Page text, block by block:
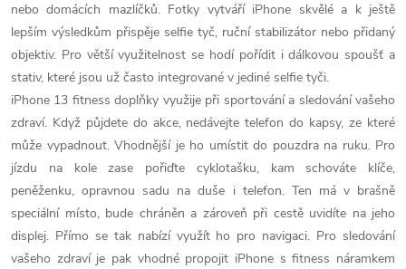
nebo domácích mazlíčků. Fotky vytváří iPhone skvělé a k ještě
lepším výsledkům přispěje selfie tyč, ruční stabilizátor nebo přidaný
objektiv. Pro větší využitelnost se hodí pořídit i dálkovou spoušť a
stativ, které jsou už často integrované v jediné selfie tyči.
iPhone 13 fitness doplňky využije při sportování a sledování vašeho
zdraví. Když půjdete do akce, nedávejte telefon do kapsy, ze které
může vypadnout. Vhodnější je ho umístit do pouzdra na ruku. Pro
jízdu na kole zase pořiďte cyklotašku, kam schováte klíče,
peněženku, opravnou sadu na duše i telefon. Ten má v brašně
speciální místo, bude chráněn a zároveň při cestě uvidíte na jeho
displej. Přímo se tak nabízí využít ho pro navigaci. Pro sledování
vašeho zdraví je pak vhodné propojit iPhone s fitness náramkem